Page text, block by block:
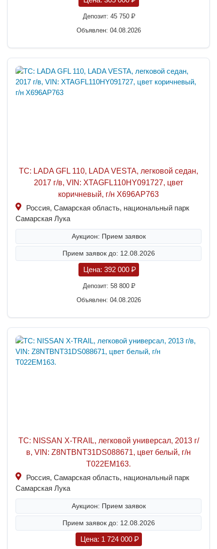
Депозит: 45 750P
Объявлен: 04.08.2026
ТС: LADA GFL 110, LADA VESTA, легковой седан,
2017 г/в, VIN: XTAGFL110HY091727, цвет
коричневый, г/н Х696АР763
Россия, Самарская область, национальный парк
Самарская Лука
Аукцион: Прием заявок
Прием заявок до: 12.08.2026
Цена: 392 000 P
Депозит: 58 800P
Объявлен: 04.08.2026
ТС: NISSAN X-TRAIL, легковой универсал, 2013 г/
в, VIN: Z8NTBNT31DS088671, цвет белый, г/н
Т022ЕМ163.
Россия, Самарская область, национальный парк
Самарская Лука
Аукцион: Прием заявок
Прием заявок до: 12.08.2026
Цена: 1 724 000 P